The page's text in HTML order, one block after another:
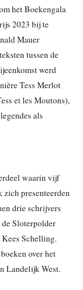
het Boekengala
2023 bij te
Mauer
tussen de
werd
Tess Merlot
et les Moutons),
als
waarin vijf
zich presenteerden
drie schrijvers
Sloterpolder
Schelling.
over het
Landelijk West.